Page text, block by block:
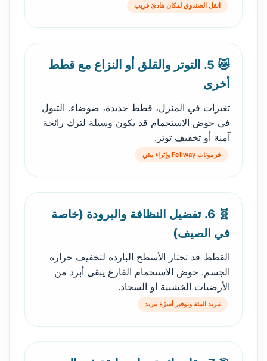
انقل الصندوق لمكان هادئ قريب
😿 5. التوتر والقلق أو النزاع مع قطط
أخرى
تغيرات في المنزل، قطط جديدة، ضوضاء. التبول
في حوض الاستحمام قد يكون وسيلة لترك رائحة
آمنة أو تخفيف توتر.
فرمونات Feliway وإثراء بيئي
🧬 6. تفضيل النظافة والبرودة (خاصة
في الصيف)
القطط قد تختار الأسطح الباردة لتخفيف حرارة
الجسم. حوض الاستحمام الفارغ يبقى أبرد من
الأرضيات الخشبية أو السجاد.
تبريد البيئة وتوفير أسرّة تبريد